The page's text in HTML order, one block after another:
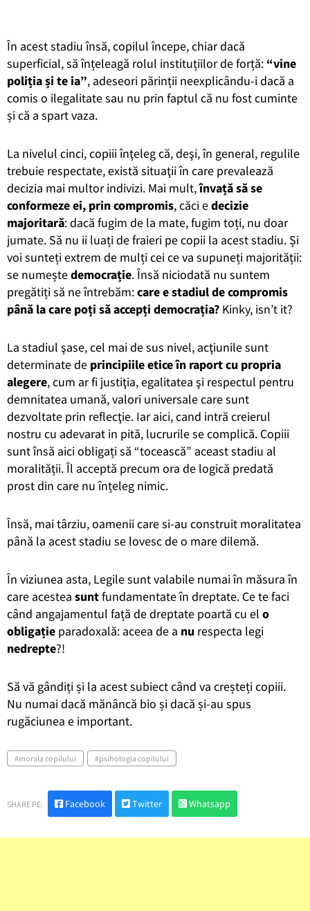
În acest stadiu însă, copilul începe, chiar dacă
superficial, să înțeleagă rolul instituțiilor de forță: “vine
poliția și te ia”, adeseori părinții neexplicându-i dacă a
comis o ilegalitate sau nu prin faptul că nu fost cuminte
și că a spart vaza.
La nivelul cinci, copiii înţeleg că, deşi, în general, regulile
trebuie respectate, există situaţii în care prevalează
decizia mai multor indivizi. Mai mult,învață să se
conformeze ei, prin compromis, căci edecizie
majoritară: dacă fugim de la mate, fugim toți, nu doar
jumate. Să nu ii luați de fraieri pe copii la acest stadiu. Și
voi sunteți extrem de mulți cei ce va supuneți majorității:
se numeștedemocrație. Însă niciodată nu suntem
pregătiți să ne întrebăm:care e stadiul de compromis
până la care poți să accepți democrația? Kinky, isn’t it?
La stadiul şase, cel mai de sus nivel, acţiunile sunt
determinate de principiile etice în raport cu propria
alegere, cum ar fi justiţia, egalitatea şi respectul pentru
demnitatea umană, valori universale care sunt
dezvoltate prin reflecţie. Iar aici, cand intră creierul
nostru cu adevarat in pită, lucrurile se complică. Copiii
sunt însă aici obligați să “tocească” aceast stadiu al
moralității. Îl acceptă precum ora de logică predată
prost din care nu înțeleg nimic.
Însă, mai târziu, oamenii care si-au construit moralitatea
până la acest stadiu se lovesc de o mare dilemă.
În viziunea asta, Legile sunt valabile numai în măsura în
care acestea suntfundamentate în dreptate. Ce te faci
când angajamentul față de dreptate poartă cu el o
obligație paradoxală: aceea de a nu respecta legi
nedrepte?!
Să vă gândiți și la acest subiect când va creșteți copiii.
Nu numai dacă mănâncă bio și dacă și-au spus
rugăciunea e important.
morala copilului psihologia copilului
SHARE PE: Facebook Twitter Whatsapp